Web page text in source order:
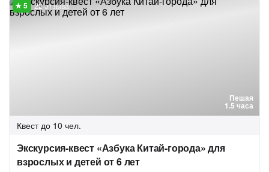
Пешая
1.5 часа
22 отзыва
Квест до 10 чел.
Экскурсия-квест «Азбука Китай-города» для
взрослых и детей от 6 лет